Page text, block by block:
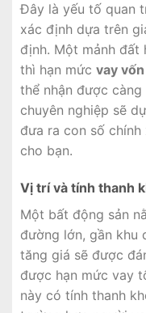
Đây là yếu tố quan
xác định dựa trên
định. Một mảnh đất
thì hạn mức vay
thể nhận được
chuyên nghiệp sẽ
đưa ra con số
cho bạn.
Vị trí và tính thanh
Một bất động sản
đường lớn, gần khu
tăng giá sẽ được
được hạn mức vay
này có tính thanh